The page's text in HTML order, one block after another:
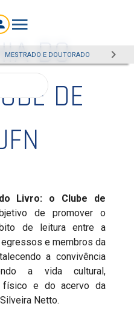
MESTRADO E DOUTORADO EAD
DO
DE
do Livro: o Clube de
de promover o
de leitura entre a
e membros da
a convivência
a vida cultural,
físico e do acervo da
Netto.